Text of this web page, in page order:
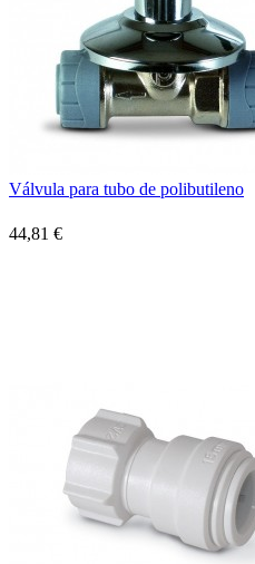
Válvula para tubo de polibutileno
44,81 €